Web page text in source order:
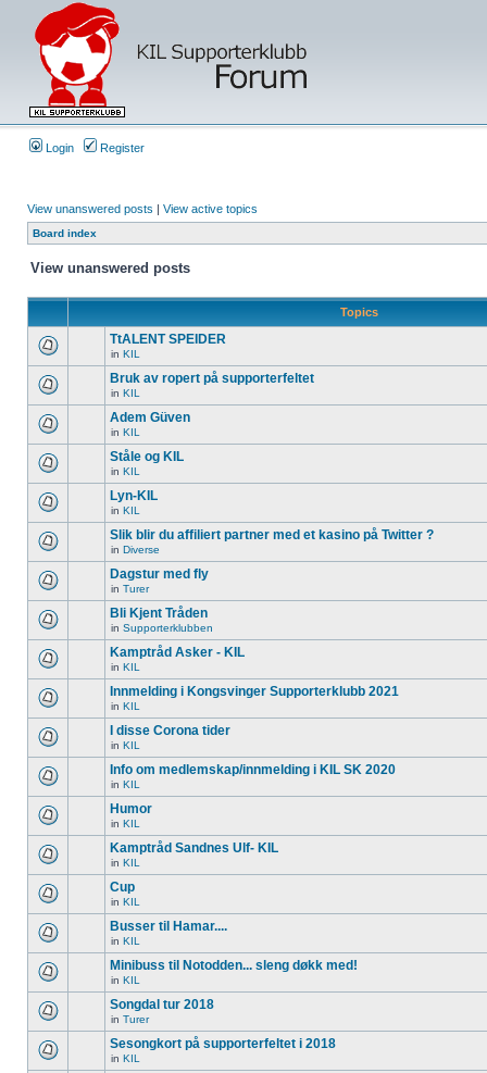
Login Register
View unanswered posts | View active topics
Board index
View unanswered posts
Topics
TtALENT SPEIDER
in KIL
Bruk av ropert på supporterfeltet
in KIL
Adem Güven
in KIL
Ståle og KIL
in KIL
Lyn-KIL
in KIL
Slik blir du affiliert partner med et kasino på Twitter ?
in Diverse
Dagstur med fly
in Turer
Bli Kjent Tråden
in Supporterklubben
Kamptråd Asker - KIL
in KIL
Innmelding i Kongsvinger Supporterklubb 2021
in KIL
I disse Corona tider
in KIL
Info om medlemskap/innmelding i KIL SK 2020
in KIL
Humor
in KIL
Kamptråd Sandnes Ulf- KIL
in KIL
Cup
in KIL
Busser til Hamar....
in KIL
Minibuss til Notodden... sleng døkk med!
in KIL
Songdal tur 2018
in Turer
Sesongkort på supporterfeltet i 2018
in KIL